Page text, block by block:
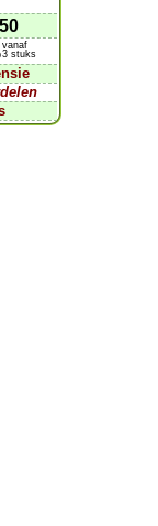
vanaf
3 stuks